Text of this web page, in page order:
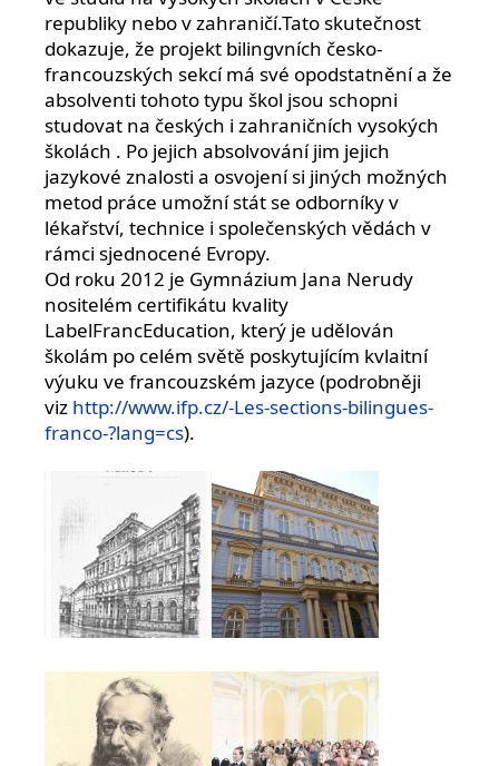
republiky nebo v zahraničí.Tato skutečnost
dokazuje, že projekt bilingvních česko-
francouzských sekcí má své opodstatnění a že
absolventi tohoto typu škol jsou schopni
studovat na českých i zahraničních vysokých
školách . Po jejich absolvování jim jejich
jazykové znalosti a osvojení si jiných možných
metod práce umožní stát se odborníky v
lékařství, technice i společenských vědách v
rámci sjednocené Evropy.
Od roku 2012 je Gymnázium Jana Nerudy
nositelém certifikátu kvality
LabelFrancEducation, který je udělován
školám po celém světě poskytujícím kvlaitní
výuku ve francouzském jazyce (podrobněji
viz http://www.ifp.cz/-Les-sections-bilingues-
franco-?lang=cs).